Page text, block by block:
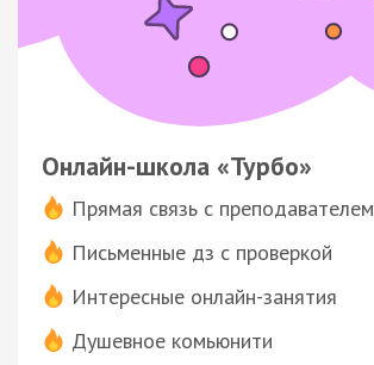
Онлайн-школа «Турбо»
Прямая связь с преподавателем
Письменные дз с проверкой
Интересные онлайн-занятия
Душевное комьюнити